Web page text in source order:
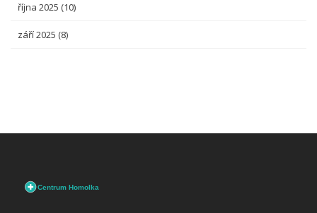
října 2025 (10)
září 2025 (8)